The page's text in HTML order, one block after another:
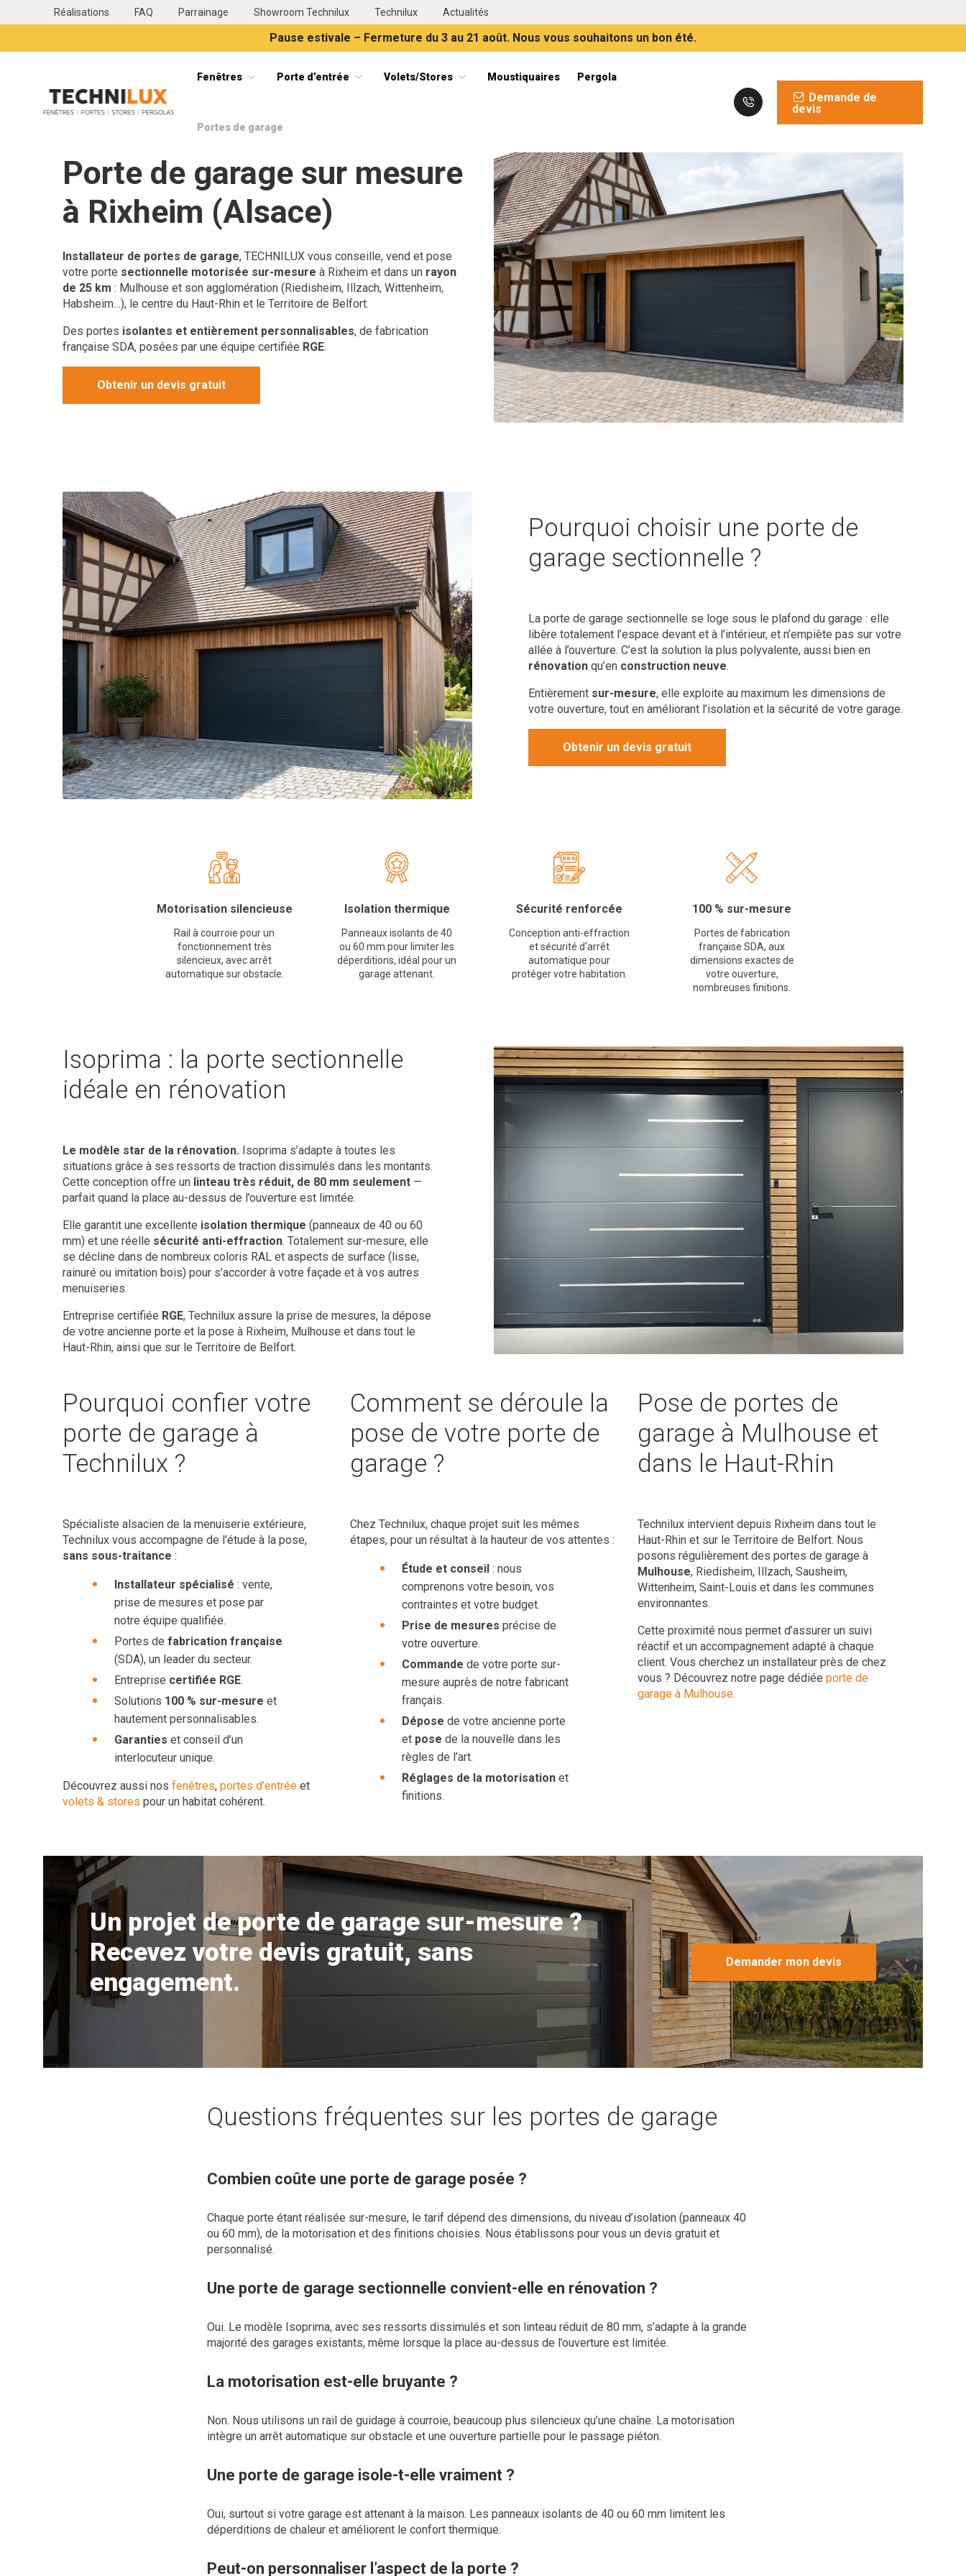
Réalisations FAQ Parrainage Showroom Technilux Technilux Actualités
Pause estivale – Fermeture du 3 au 21 août. Nous vous souhaitons un bon été.
Technilux TECHNILUX votre installateur de fenêtres, volets, portes et stores en Alsace
Fenêtres Porte d’entrée Volets/Stores Moustiquaires Pergola
Portes de garage
Demande de
devis
Porte de garage sur mesure
à Rixheim (Alsace)
Installateur de portes de garage, TECHNILUX vous conseille, vend et pose
votre porte sectionnelle motorisée sur-mesure à Rixheim et dans un rayon
de 25 km : Mulhouse et son agglomération (Riedisheim, Illzach, Wittenheim,
Habsheim…), le centre du Haut-Rhin et le Territoire de Belfort.
Des portes isolantes et entièrement personnalisables, de fabrication
française SDA, posées par une équipe certifiée RGE.
Obtenir un devis gratuit
Pourquoi choisir une porte de
garage sectionnelle ?
La porte de garage sectionnelle se loge sous le plafond du garage : elle
libère totalement l’espace devant et à l’intérieur, et n’empiète pas sur votre
allée à l’ouverture. C’est la solution la plus polyvalente, aussi bien en
rénovation qu’en construction neuve.
Entièrement sur-mesure, elle exploite au maximum les dimensions de
votre ouverture, tout en améliorant l’isolation et la sécurité de votre garage.
Obtenir un devis gratuit
Motorisation silencieuse
Rail à courroie pour un
fonctionnement très
silencieux, avec arrêt
automatique sur obstacle.
Isolation thermique
Panneaux isolants de 40
ou 60 mm pour limiter les
déperditions, idéal pour un
garage attenant.
Sécurité renforcée
Conception anti-effraction
et sécurité d'arrêt
automatique pour
protéger votre habitation.
100 % sur-mesure
Portes de fabrication
française SDA, aux
dimensions exactes de
votre ouverture,
nombreuses finitions.
Isoprima : la porte sectionnelle
idéale en rénovation
Le modèle star de la rénovation. Isoprima s’adapte à toutes les
situations grâce à ses ressorts de traction dissimulés dans les montants.
Cette conception offre un linteau très réduit, de 80 mm seulement —
parfait quand la place au-dessus de l’ouverture est limitée.
Elle garantit une excellente isolation thermique (panneaux de 40 ou 60
mm) et une réelle sécurité anti-effraction. Totalement sur-mesure, elle
se décline dans de nombreux coloris RAL et aspects de surface (lisse,
rainuré ou imitation bois) pour s’accorder à votre façade et à vos autres
menuiseries.
Entreprise certifiée RGE, Technilux assure la prise de mesures, la dépose
de votre ancienne porte et la pose à Rixheim, Mulhouse et dans tout le
Haut-Rhin, ainsi que sur le Territoire de Belfort.
Pourquoi confier votre
porte de garage à
Technilux ?
Spécialiste alsacien de la menuiserie extérieure,
Technilux vous accompagne de l’étude à la pose,
sans sous-traitance :
Installateur spécialisé : vente,
prise de mesures et pose par
notre équipe qualifiée.
Portes de fabrication française
(SDA), un leader du secteur.
Entreprise certifiée RGE.
Solutions 100 % sur-mesure et
hautement personnalisables.
Garanties et conseil d’un
interlocuteur unique.
Découvrez aussi nos fenêtres, portes d’entrée et
volets & stores pour un habitat cohérent.
Comment se déroule la
pose de votre porte de
garage ?
Chez Technilux, chaque projet suit les mêmes
étapes, pour un résultat à la hauteur de vos attentes :
Étude et conseil: nous
comprenons votre besoin, vos
contraintes et votre budget.
Prise de mesures précise de
votre ouverture.
Commande de votre porte sur-
mesure auprès de notre fabricant
français.
Dépose de votre ancienne porte
et pose de la nouvelle dans les
règles de l’art.
Réglages de la motorisationet
finitions.
Pose de portes de
garage à Mulhouse et
dans le Haut-Rhin
Technilux intervient depuis Rixheim dans tout le
Haut-Rhin et sur le Territoire de Belfort. Nous
posons régulièrement des portes de garage à
Mulhouse, Riedisheim, Illzach, Sausheim,
Wittenheim, Saint-Louis et dans les communes
environnantes.
Cette proximité nous permet d’assurer un suivi
réactif et un accompagnement adapté à chaque
client. Vous cherchez un installateur près de chez
vous ? Découvrez notre page dédiée porte de
garage à Mulhouse.
Un projet de porte de garage sur-mesure ?
Recevez votre devis gratuit, sans
engagement.
Demander mon devis
Questions fréquentes sur les portes de garage
Combien coûte une porte de garage posée ?
Chaque porte étant réalisée sur-mesure, le tarif dépend des dimensions, du niveau d’isolation (panneaux 40
ou 60 mm), de la motorisation et des finitions choisies. Nous établissons pour vous un devis gratuit et
personnalisé.
Une porte de garage sectionnelle convient-elle en rénovation ?
Oui. Le modèle Isoprima, avec ses ressorts dissimulés et son linteau réduit de 80 mm, s’adapte à la grande
majorité des garages existants, même lorsque la place au-dessus de l’ouverture est limitée.
La motorisation est-elle bruyante ?
Non. Nous utilisons un rail de guidage à courroie, beaucoup plus silencieux qu’une chaîne. La motorisation
intègre un arrêt automatique sur obstacle et une ouverture partielle pour le passage piéton.
Une porte de garage isole-t-elle vraiment ?
Oui, surtout si votre garage est attenant à la maison. Les panneaux isolants de 40 ou 60 mm limitent les
déperditions de chaleur et améliorent le confort thermique.
Peut-on personnaliser l’aspect de la porte ?